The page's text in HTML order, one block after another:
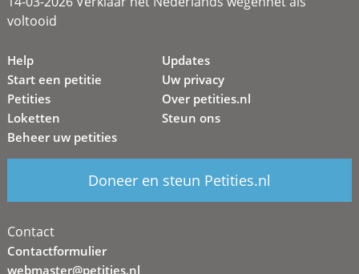
voltooid
Help
Start een petitie
Petities
Loketten
Beheer uw petities
Updates
Uw privacy
Over petities.nl
Steun ons
Doneer en steun Petities.nl
Contact
Contactformulier
webmaster@petities.nl